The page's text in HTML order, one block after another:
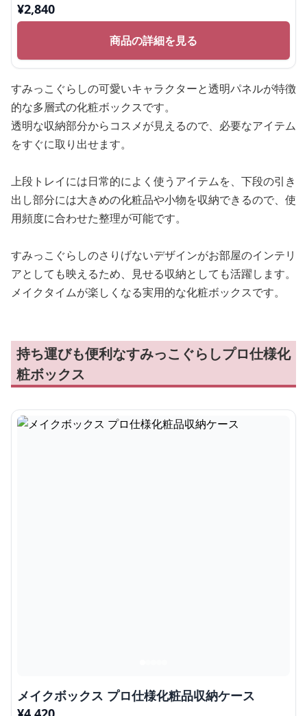
¥2,840
商品の詳細を見る
すみっこぐらしの可愛いキャラクターと透明パネルが特徴
的な多層式の化粧ボックスです。
透明な収納部分からコスメが見えるので、必要なアイテム
をすぐに取り出せます。
上段トレイには日常的によく使うアイテムを、下段の引き
出し部分には大きめの化粧品や小物を収納できるので、使
用頻度に合わせた整理が可能です。
すみっこぐらしのさりげないデザインがお部屋のインテリ
アとしても映えるため、見せる収納としても活躍します。
メイクタイムが楽しくなる実用的な化粧ボックスです。
持ち運びも便利なすみっこぐらしプロ仕様化
粧ボックス
メイクボックス プロ仕様化粧品収納ケース